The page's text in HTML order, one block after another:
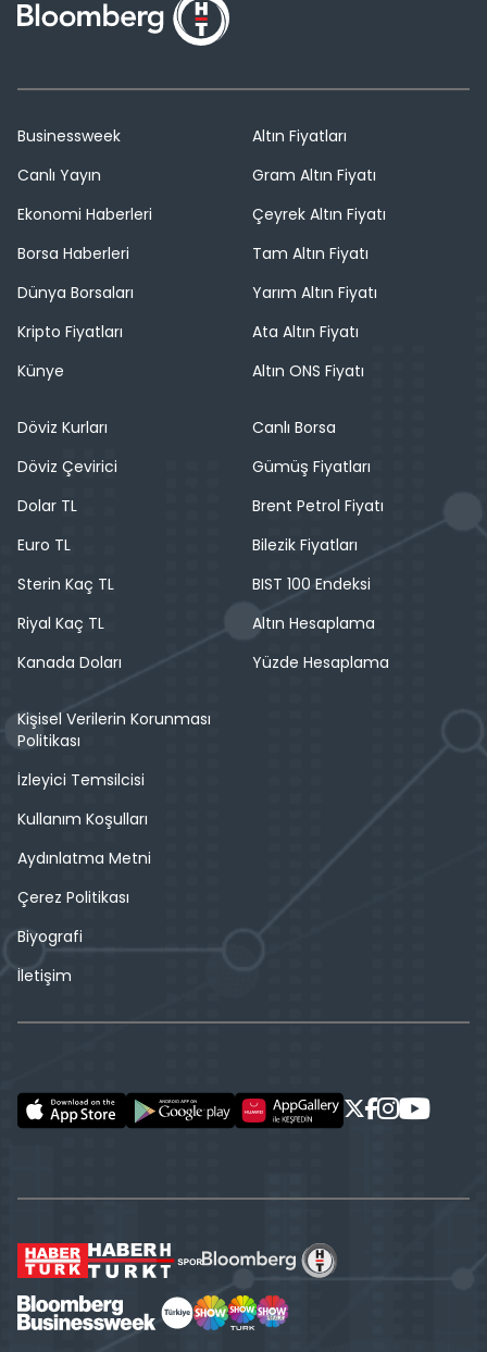
Businessweek
Canlı Yayın
Ekonomi Haberleri
Borsa Haberleri
Dünya Borsaları
Kripto Fiyatları
Künye
Altın Fiyatları
Gram Altın Fiyatı
Çeyrek Altın Fiyatı
Tam Altın Fiyatı
Yarım Altın Fiyatı
Ata Altın Fiyatı
Altın ONS Fiyatı
Döviz Kurları
Döviz Çevirici
Dolar TL
Euro TL
Sterin Kaç TL
Riyal Kaç TL
Kanada Doları
Canlı Borsa
Gümüş Fiyatları
Brent Petrol Fiyatı
Bilezik Fiyatları
BIST 100 Endeksi
Altın Hesaplama
Yüzde Hesaplama
Kişisel Verilerin Korunması
Politikası
İzleyici Temsilcisi
Kullanım Koşulları
Aydınlatma Metni
Çerez Politikası
Biyografi
İletişim